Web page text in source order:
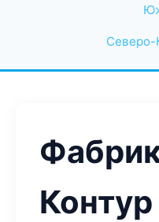
Северо-
Контур